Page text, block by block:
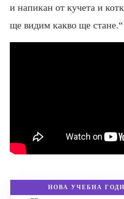
и напикан от кучета и
ще видим какво ще стане.“
НОВА УЧЕБНА